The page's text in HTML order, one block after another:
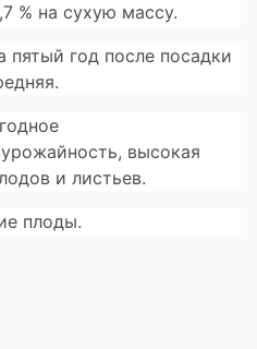
% на сухую массу.
год после посадки
высокая
и листьев.
плоды.